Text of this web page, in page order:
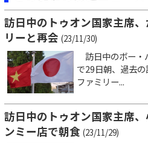
訪日中のトゥオン国家主席
リーと再会 (23/11/30)
訪日中のボー・
で29日朝、過去
ファミリー...
訪日中のトゥオン国家主席
ンミー店で朝食 (23/11/29)